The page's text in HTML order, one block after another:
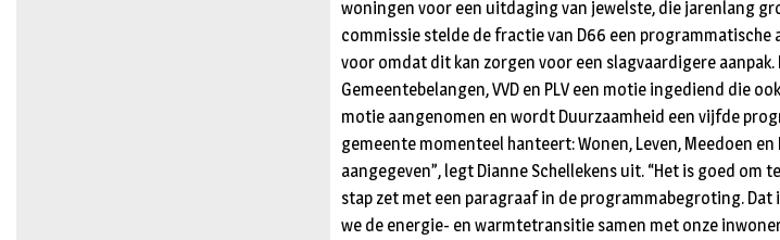
woningen voor een uitdaging van jewelste, die jarenlang
commissie stelde de fractie van D66 een programmatische
voor omdat dit kan zorgen voor een slagvaardigere
Gemeentebelangen, VVD en PLV een motie ingediend die
motie aangenomen en wordt Duurzaamheid een vijfde
gemeente momenteel hanteert: Wonen, Leven, Meedoen
aangegeven”, legt Dianne Schellekens uit. “Het is goed
stap zet met een paragraaf in de programmabegroting. Dat
we de energie- en warmtetransitie samen met onze